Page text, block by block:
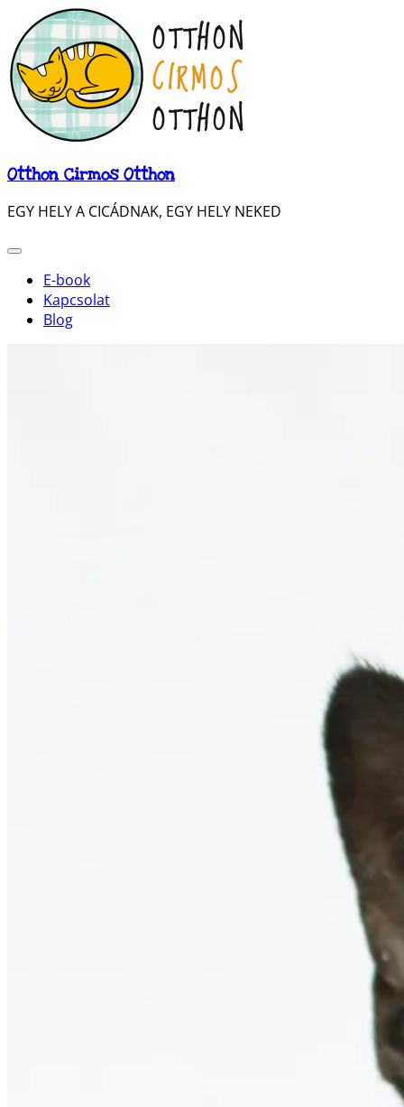
Otthon Cirmos Otthon
EGY HELY A CICÁDNAK, EGY HELY NEKED
E-book
Kapcsolat
Blog